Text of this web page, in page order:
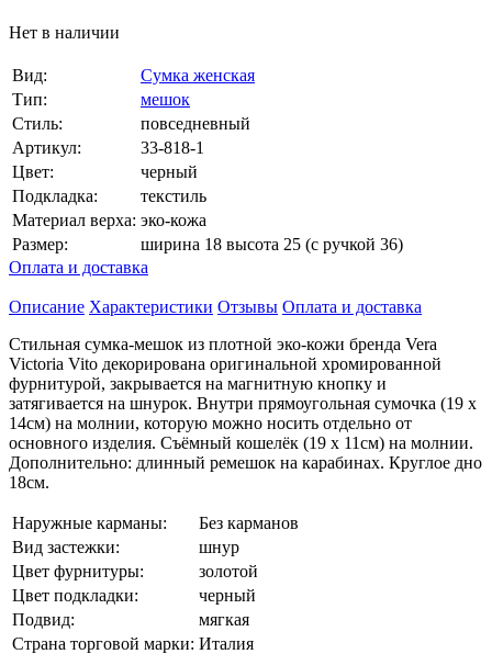
Нет в наличии
Вид:
Сумка женская
Тип:
мешок
Стиль:
повседневный
Артикул:
33-818-1
Цвет:
черный
Подкладка:
текстиль
Материал верха: эко-кожа
Размер:
ширина 18 высота 25 (с ручкой 36)
Оплата и доставка
Описание Характеристики Отзывы Оплата и доставка
Стильная сумка-мешок из плотной эко-кожи бренда Vera
Victoria Vito декорирована оригинальной хромированной
фурнитурой, закрывается на магнитную кнопку и
затягивается на шнурок. Внутри прямоугольная сумочка (19 х
14см) на молнии, которую можно носить отдельно от
основного изделия. Съёмный кошелёк (19 х 11см) на молнии.
Дополнительно: длинный ремешок на карабинах. Круглое дно
18см.
Наружные карманы:
Без карманов
Вид застежки:
шнур
Цвет фурнитуры:
золотой
Цвет подкладки:
черный
Подвид:
мягкая
Страна торговой марки: Италия